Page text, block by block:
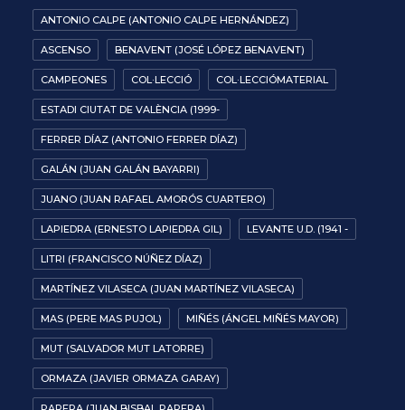
ANTONIO CALPE (ANTONIO CALPE HERNÁNDEZ)
ASCENSO BENAVENT (JOSÉ LÓPEZ BENAVENT)
CAMPEONES COL·LECCIÓ COL·LECCIÓMATERIAL
ESTADI CIUTAT DE VALÈNCIA (1999-
FERRER DÍAZ (ANTONIO FERRER DÍAZ)
GALÁN (JUAN GALÁN BAYARRI)
JUANO (JUAN RAFAEL AMORÓS CUARTERO)
LAPIEDRA (ERNESTO LAPIEDRA GIL) LEVANTE U.D. (1941 -
LITRI (FRANCISCO NÚÑEZ DÍAZ)
MARTÍNEZ VILASECA (JUAN MARTÍNEZ VILASECA)
MAS (PERE MAS PUJOL) MIÑÉS (ÁNGEL MIÑÉS MAYOR)
MUT (SALVADOR MUT LATORRE)
ORMAZA (JAVIER ORMAZA GARAY)